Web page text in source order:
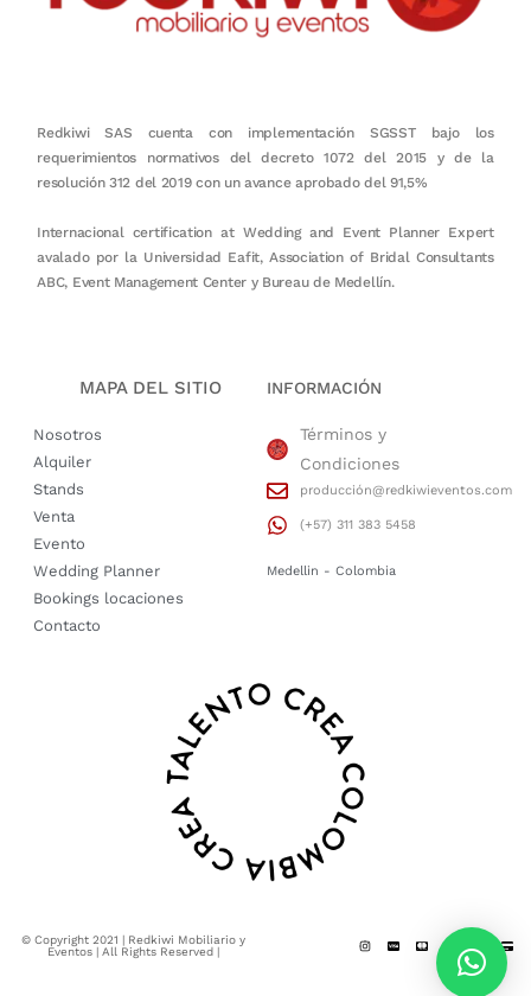
Redkiwi SAS cuenta con implementación SGSST bajo los
requerimientos normativos del decreto 1072 del 2015 y de la
resolución 312 del 2019 con un avance aprobado del 91,5%
Internacional certification at Wedding and Event Planner Expert
avalado por la Universidad Eafit, Association of Bridal Consultants
ABC, Event Management Center y Bureau de Medellín.
MAPA DEL SITIO
Nosotros
Alquiler
Stands
Venta
Evento
Wedding Planner
Bookings locaciones
Contacto
INFORMACIÓN
Términos y
Condiciones
producción@redkiwieventos.com
(+57) 311 383 5458
Medellin - Colombia
© Copyright 2021 | Redkiwi Mobiliario y
Eventos | All Rights Reserved |